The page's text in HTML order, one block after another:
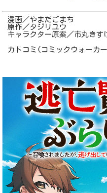
漫画／やまだごまち
原作／タジリユウ
キャラクター原案／市丸きす
カドコミ(コミックウォーカ